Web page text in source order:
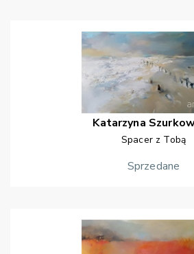
Katarzyna
Spacer z Tobą
Sprzedane